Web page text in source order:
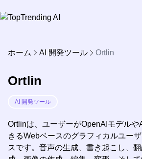
ホーム AI 開発ツール Ortlin
Ortlin
AI 開発ツール
Ortlinは、ユーザーがOpenAIモデル
きるWebベースのグラフィカルユー
スです。音声の生成、書き起こし、